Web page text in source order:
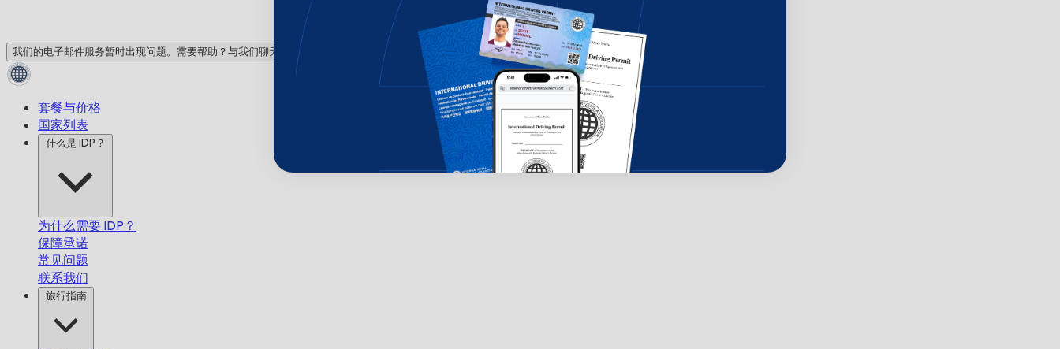
我们的电子邮件服务暂时出现问题。需要帮助？与我们聊天！
套餐与价格
国家列表
什么是 IDP？
为什么需要 IDP？
保障承诺
常见问题
联系我们
旅行指南